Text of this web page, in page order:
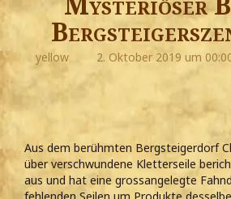
yellow 2. Oktober 2019 um
Aus dem berühmten Bergsteigerdorf
über verschwundene Kletterseile
aus und hat eine grossangelegte